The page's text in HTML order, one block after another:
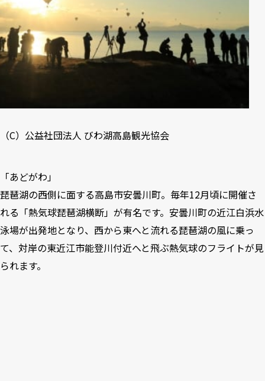
（C） 公益社団法人 びわ湖高島観光協会
「あどがわ」
琵琶湖の西側に面する高島市安曇川町。毎年12月頃に開催さ
れる「熱気球琵琶湖横断」が有名です。安曇川町の近江白浜水
泳場が出発地となり、西から東へと流れる琵琶湖の風に乗っ
て、対岸の東近江市能登川付近へと飛ぶ熱気球のフライトが見
られます。